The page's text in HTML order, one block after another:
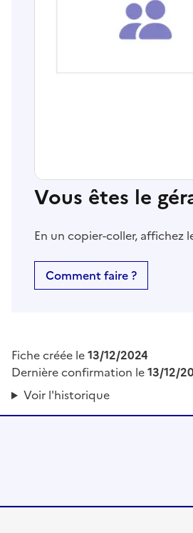
Vous êtes le
En un copier-coller, affichez
Comment faire ?
Fiche créée le13/12/2024
Dernière confirmation le13/12/
Voir l'historique